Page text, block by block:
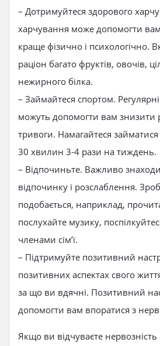
– Дотримуйтеся здорового
харчування може допомогти
краще фізично і психологічно.
раціон багато фруктів, овочів,
нежирного білка.
– Займайтеся спортом.
можуть допомогти вам знизити
тривоги. Намагайтеся
30 хвилин 3-4 рази на тиждень.
– Відпочиньте. Важливо
відпочинку і розслаблення.
подобається, наприклад,
послухайте музику,
членами сім’ї.
– Підтримуйте позитивний
позитивних аспектах свого
за що ви вдячні. Позитивний
допомогти вам впоратися з
Якщо ви відчуваєте